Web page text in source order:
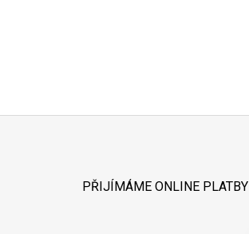
PŘIJÍMÁME ONLINE PLATBY